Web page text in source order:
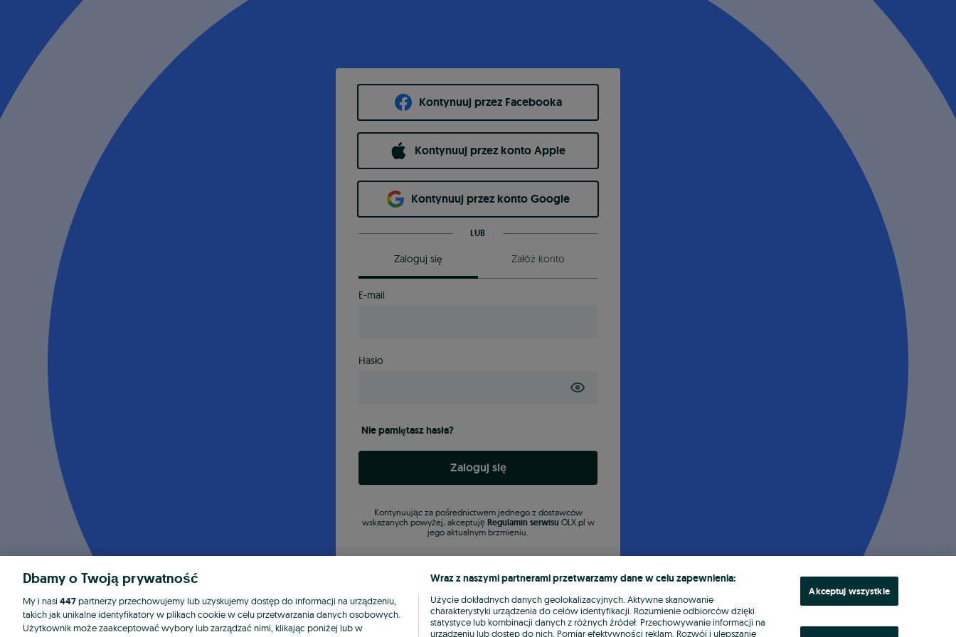
Kontynuuj przez Facebooka
Kontynuuj przez konto Apple
Kontynuuj przez konto Google
LUB
Zaloguj się Załóż konto
E-mail
Hasło
Nie pamiętasz hasła?
Zaloguj się
Kontynuując za pośrednictwem jednego z dostawców
wskazanych powyżej, akceptuję Regulamin serwisu OLX.pl w
jego aktualnym brzmieniu.
Dbamy o Twoją prywatność
My i nasi 447partnerzy przechowujemy lub uzyskujemy dostęp do informacji na urządzeniu,
takich jak unikalne identyfikatory w plikach cookie w celu przetwarzania danych osobowych.
Użytkownik może zaakceptować wybory lub zarządzać nimi, klikając poniżej lub w
Wraz z naszymi partnerami przetwarzamy dane w celu zapewnienia:
Użycie dokładnych danych geolokalizacyjnych. Aktywne skanowanie
charakterystyki urządzenia do celów identyfikacji. Rozumienie odbiorców dzięki
statystyce lub kombinacji danych z różnych źródeł. Przechowywanie informacji na
urządzeniu lub dostęp do nich. Pomiar efektywności reklam. Rozwój i ulepszanie
Akceptuj wszystkie